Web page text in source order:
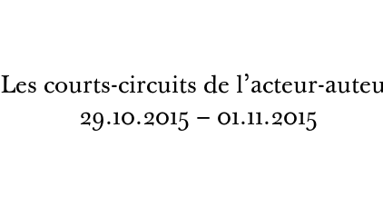
Les courts-circuits de l'acteur-
29.10.2015 – 01.11.2015